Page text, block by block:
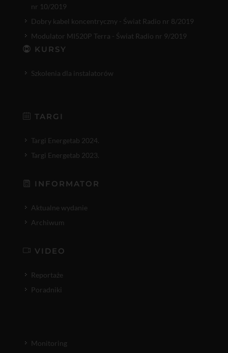
nr 10/2019
Dobry kabel koncentryczny - Świat Radio nr 8/2019
Modulator MI520P Terra - Świat Radio nr 9/2019
KURSY
Szkolenia dla instalatorów
TARGI
Targi Energetab 2024.
Targi Energetab 2023.
INFORMATOR
Aktualne wydanie
Archiwum
VIDEO
Reportaże
Poradniki
Monitoring